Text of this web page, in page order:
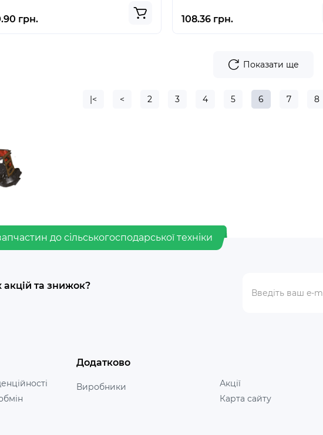
грн. 108.36 грн.
Показати ще
|< < 2 3 4 5 6 7 8
до сільськогосподарської техніки
акцій та знижок?
Додатково
Виробники
Акції
Карта сайту